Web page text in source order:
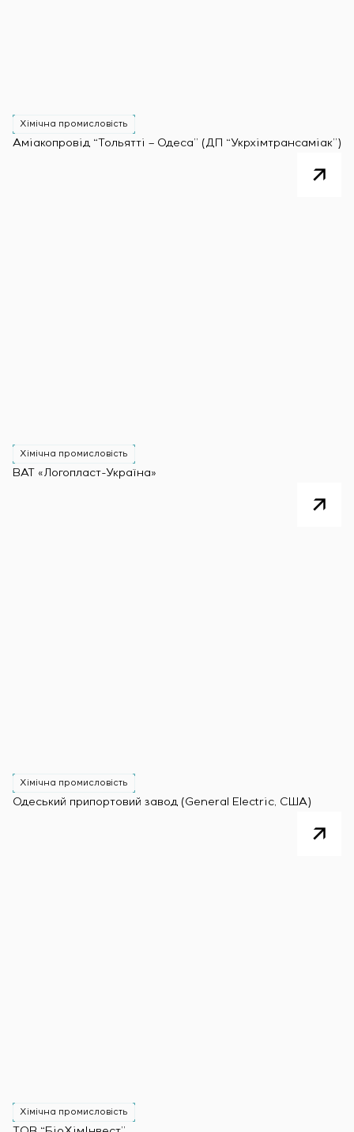
Хімічна промисловість
Аміакопровід “Тольятті – Одеса” (ДП “Укрхімтрансаміак”)
Хімічна промисловість
ВАТ «Логопласт-Україна»
Хімічна промисловість
Одеський припортовий завод (General Electric, США)
Хімічна промисловість